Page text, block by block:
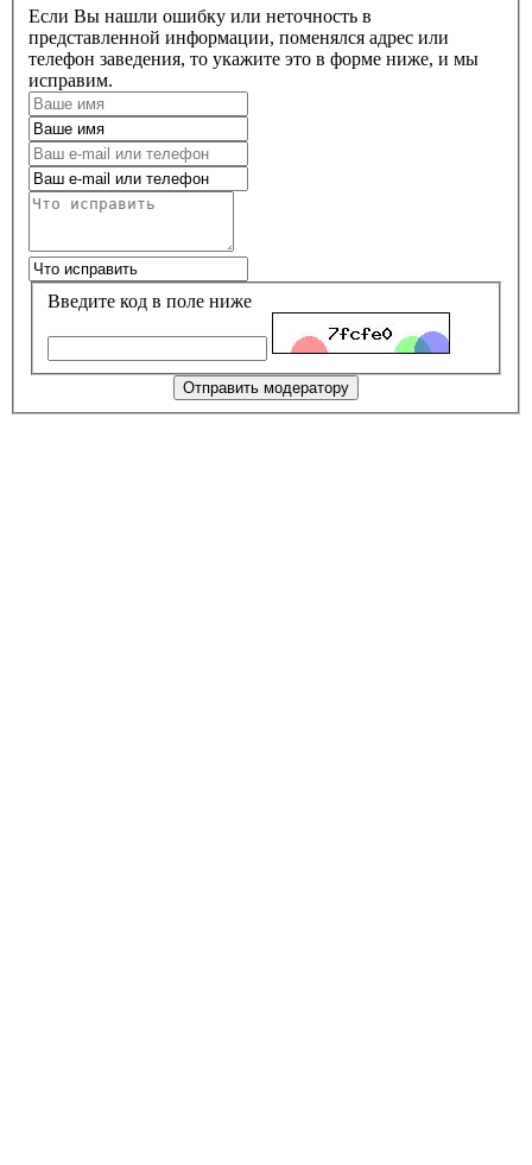
Если Вы нашли ошибку или неточность в
представленной информации, поменялся адрес или
телефон заведения, то укажите это в форме ниже, и мы
исправим.
Введите код в поле ниже
Отправить модератору